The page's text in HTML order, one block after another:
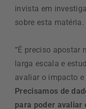
invista em
sobre esta matéria.
“É preciso apostar
larga escala e
avaliar o impacto
Precisamos de
para poder avaliar